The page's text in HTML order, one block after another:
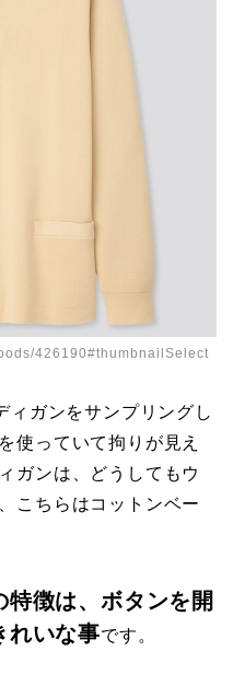
426190#thumbnailSelect
ィガンをサンプリングし
使っていて拘りが見え
ガンは、どうしてもウ
こちらはコットンベー
徴は、ボタンを開
れいな事です。